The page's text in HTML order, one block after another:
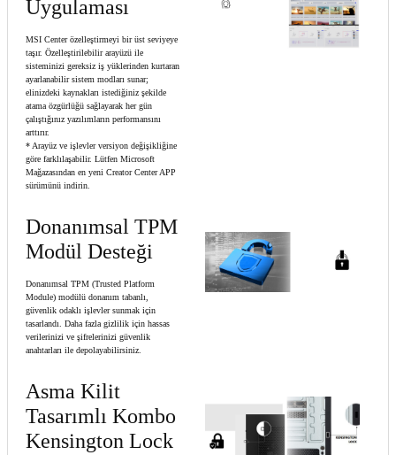
Uygulaması
MSI Center özelleştirmeyi bir üst seviyeye
taşır. Özelleştirilebilir arayüzü ile
sisteminizi gereksiz iş yüklerinden kurtaran
ayarlanabilir sistem modları sunar;
elinizdeki kaynakları istediğiniz şekilde
atama özgürlüğü sağlayarak her gün
çalıştığınız yazılımların performansını
arttırır.
* Arayüz ve işlevler versiyon değişikliğine
göre farklılaşabilir. Lütfen Microsoft
Mağazasından en yeni Creator Center APP
sürümünü indirin.
Donanımsal TPM
Modül Desteği
Donanımsal TPM (Trusted Platform
Module) modülü donanım tabanlı,
güvenlik odaklı işlevler sunmak için
tasarlandı. Daha fazla gizlilik için hassas
verilerinizi ve şifrelerinizi güvenlik
anahtarları ile depolayabilirsiniz.
Asma Kilit
Tasarımlı Kombo
Kensington Lock